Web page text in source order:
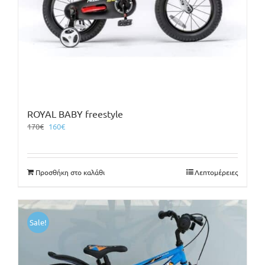
ROYAL BABY freestyle
170€ Original
170€.
160€Η
είναι:
160€.
Προσθήκη στο καλάθι Λεπτομέρειες
Sale!